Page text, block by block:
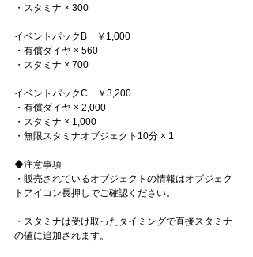
・スタミナ × 300
イベントパックB　￥1,000
・有償ダイヤ × 560
・スタミナ × 700
イベントパックC　￥3,200
・有償ダイヤ × 2,000
・スタミナ × 1,000
・無限スタミナオブジェクト10分 × 1
◆注意事項
・販売されているオブジェクトの情報はオブジェク
トアイコン長押しでご確認ください。
・スタミナは受け取ったタイミングで直接スタミナ
の値に追加されます。